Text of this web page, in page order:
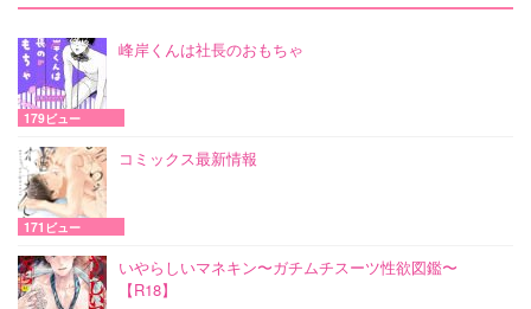
峰岸くんは社長のおもちゃ
179ビュー
コミックス最新情報
171ビュー
いやらしいマネキン〜ガチムチスーツ性欲図鑑〜
【R18】